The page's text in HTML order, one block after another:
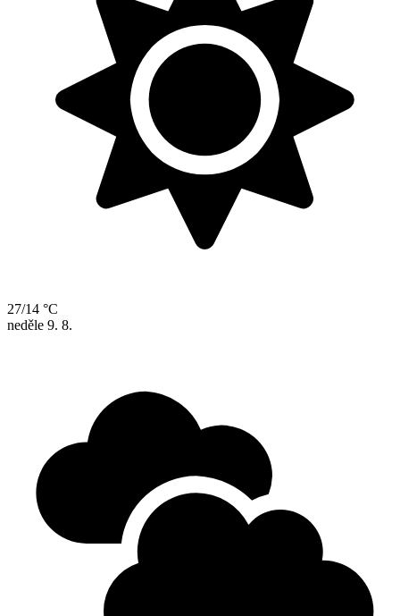
27/14 °C
neděle 9. 8.